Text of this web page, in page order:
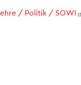
/ Politik / SOWI